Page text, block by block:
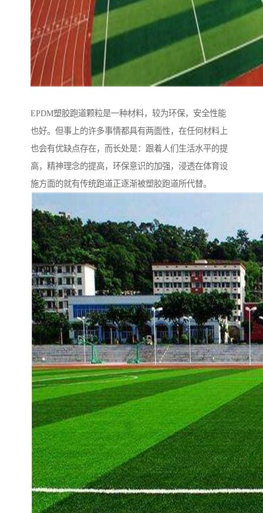
EPDM塑胶跑道颗粒是一种材料，较为环保，安全性能
也好。但事上的许多事情都具有两面性，在任何材料上
也会有优缺点存在，而长处是：跟着人们生活水平的提
高，精神理念的提高，环保意识的加强，浸透在体育设
施方面的就有传统跑道正逐渐被塑胶跑道所代替。